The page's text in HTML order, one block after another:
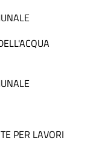
PER LAVORI